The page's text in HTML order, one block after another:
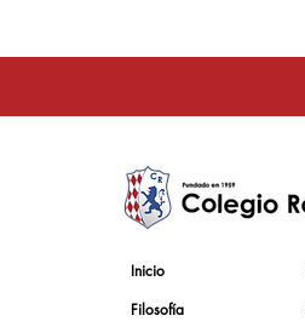
Inicio
Filosofía